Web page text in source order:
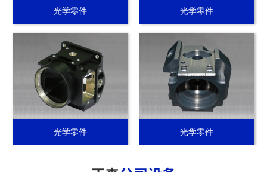
光学零件 光学零件
光学零件 光学零件